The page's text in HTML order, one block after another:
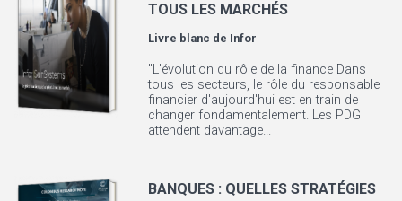
TOUS LES MARCHÉS
Livre blanc de Infor
"L'évolution du rôle de la finance Dans
tous les secteurs, le rôle du responsable
financier d'aujourd'hui est en train de
changer fondamentalement. Les PDG
attendent davantage...
BANQUES : QUELLES STRATÉGIES